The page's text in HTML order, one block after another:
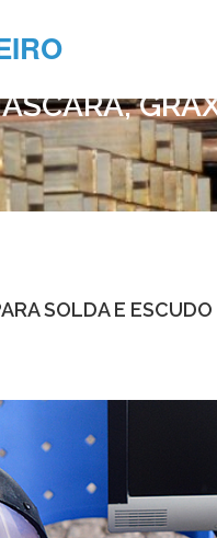
SOLDA E ESCUDO